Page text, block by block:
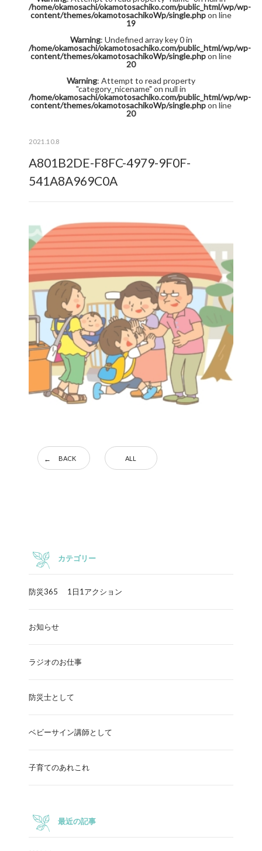
/home/okamosachi/okamotosachiko.com/public_html/wp/wp-
content/themes/okamotosachikoWp/single.phpon line
19
Warning: Undefined array key 0 in
/home/okamosachi/okamotosachiko.com/public_html/wp/wp-
content/themes/okamotosachikoWp/single.phpon line
20
Warning: Attempt to read property
"category_nicename" on null in
/home/okamosachi/okamotosachiko.com/public_html/wp/wp-
content/themes/okamotosachikoWp/single.phpon line
20
2021.10.8
A801B2DE-F8FC-4979-9F0F-
541A8A969C0A
BACK ALL
カテゴリー
防災365 1日1アクション
お知らせ
ラジオのお仕事
防災士として
ベビーサイン講師として
子育てのあれこれ
最近の記事